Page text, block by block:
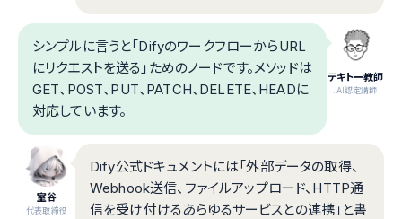
テキトー教師
.AI認定講師
シンプルに言うと「DifyのワークフローからURL
にリクエストを送る」ためのノードです。メソッドは
GET、POST、PUT、PATCH、DELETE、HEADに
対応しています。
室谷
代表取締役
Dify公式ドキュメントには「外部データの取得、
Webhook送信、ファイルアップロード、HTTP通
信を受け付けるあらゆるサービスとの連携」と書